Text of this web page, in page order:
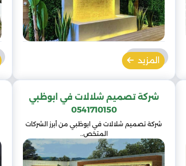
المزيد
شركة تصميم شلالات في ابوظبي
0541710150
شركة تصميم شلالات في ابوظبي من أبرز الشركات
المتخص..